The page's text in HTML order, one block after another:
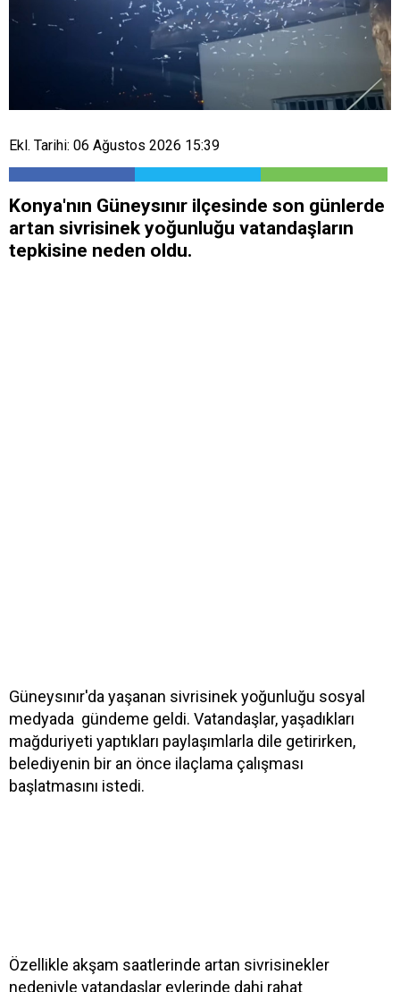
Ekl. Tarihi: 06 Ağustos 2026 15:39
Konya'nın Güneysınır ilçesinde son günlerde
artan sivrisinek yoğunluğu vatandaşların
tepkisine neden oldu.
Güneysınır'da yaşanan sivrisinek yoğunluğu sosyal
medyada gündeme geldi. Vatandaşlar, yaşadıkları
mağduriyeti yaptıkları paylaşımlarla dile getirirken,
belediyenin bir an önce ilaçlama çalışması
başlatmasını istedi.
Özellikle akşam saatlerinde artan sivrisinekler
nedeniyle vatandaşlar evlerinde dahi rahat